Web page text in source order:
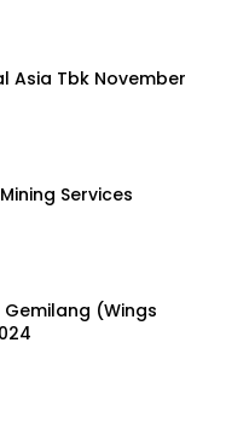
Asia Tbk November
Services
Gemilang (Wings